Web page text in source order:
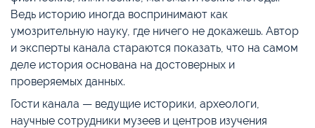
Ведь историю иногда воспринимают как
умозрительную науку, где ничего не докажешь. Автор
и эксперты канала стараются показать, что на самом
деле история основана на достоверных и
проверяемых данных.
Гости канала — ведущие историки, археологи,
научные сотрудники музеев и центров изучения